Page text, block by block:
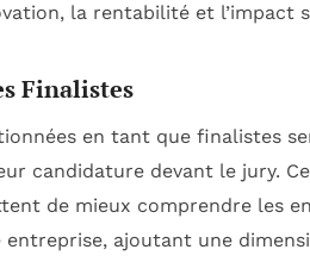
la rentabilité et l’impact
Finalistes
en tant que finalistes
candidature devant le jury.
de mieux comprendre les
entreprise, ajoutant une